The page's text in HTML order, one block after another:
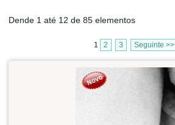
Dende 1 até 12 de 85 elementos
1 2 3 Seguinte >>